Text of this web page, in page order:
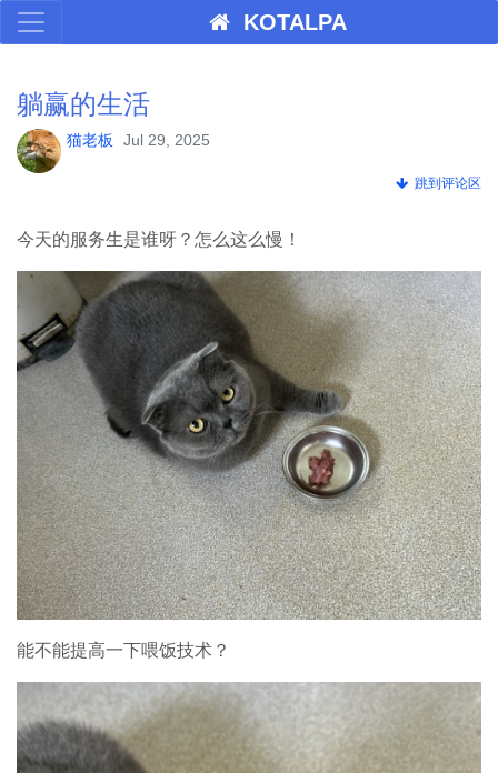
KOTALPA
躺赢的生活
猫老板 Jul 29, 2025
跳到评论区
今天的服务生是谁呀？怎么这么慢！
能不能提高一下喂饭技术？